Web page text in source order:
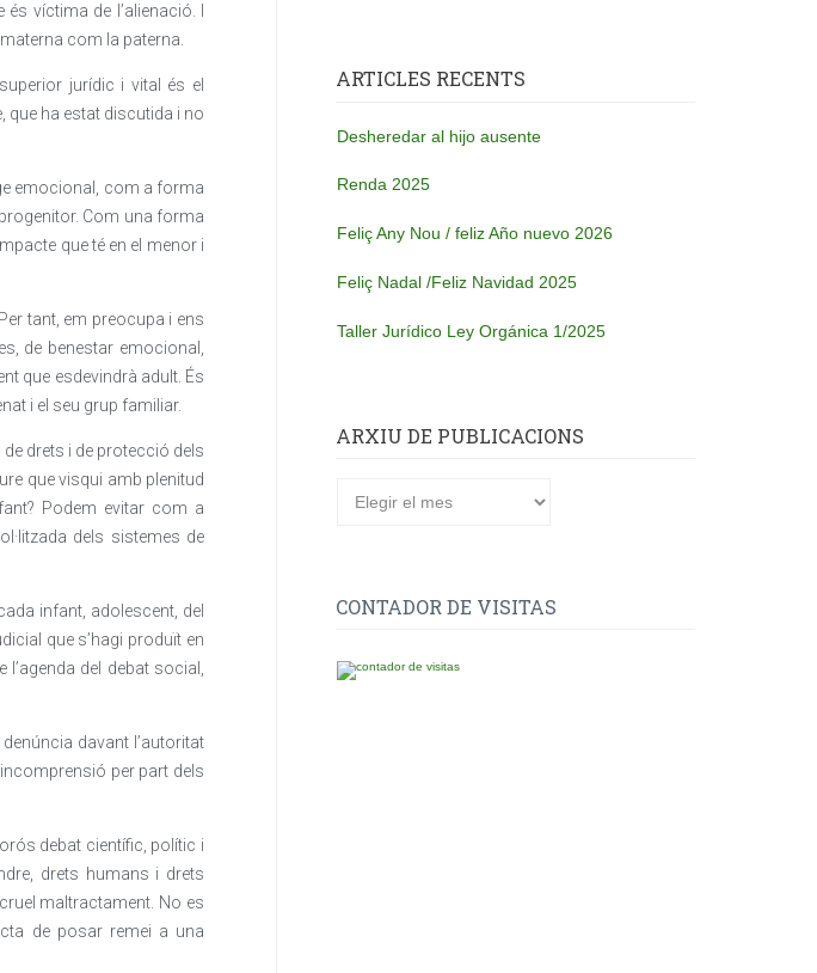
víctima de l’alienació. I
com la paterna.
jurídic i vital és el
que ha estat discutida i no
emocional, com a forma
Com una forma
que té en el menor i
tant, em preocupa i ens
de benestar emocional,
que esdevindrà adult. És
i el seu grup familiar.
drets i de protecció dels
que visqui amb plenitud
Podem evitar com a
dels sistemes de
infant, adolescent, del
que s’hagi produït en
del debat social,
davant l’autoritat
per part dels
debat científic, polític i
drets humans i drets
maltractament. No es
de posar remei a una
ARTICLES RECENTS
Desheredar al hijo ausente
Renda 2025
Feliç Any Nou / feliz Año nuevo 2026
Feliç Nadal /Feliz Navidad 2025
Taller Jurídico Ley Orgánica 1/2025
ARXIU DE PUBLICACIONS
CONTADOR DE VISITAS